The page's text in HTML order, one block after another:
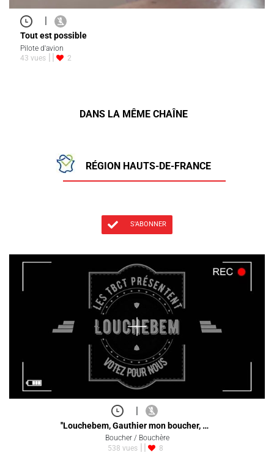
|
Tout est possible
Pilote d'avion
43 vues
2
DANS LA MÊME CHAÎNE
RÉGION HAUTS-DE-FRANCE
S'ABONNER
|
''Louchebem, Gauthier mon boucher, …
Boucher / Bouchère
538 vues
8